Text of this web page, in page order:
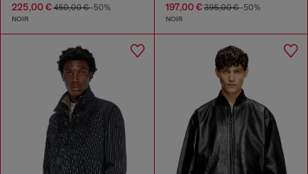
225,00 € 450,00 €-50%
NOIR
197,00 €395,00 €-50%
NOIR